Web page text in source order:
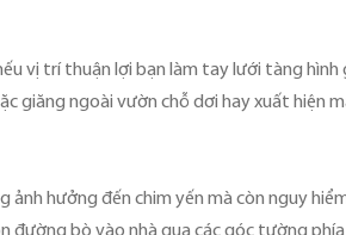
vị trí thuận lợi bạn làm tay lưới tàng
giăng ngoài vườn chỗ dơi hay xuất hiện
hưởng đến chim yến mà còn nguy
đường bò vào nhà qua các góc tường